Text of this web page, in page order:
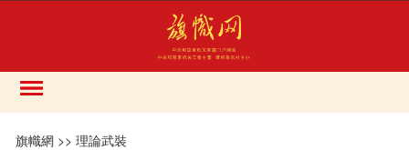
旗幟網 >>理論武裝